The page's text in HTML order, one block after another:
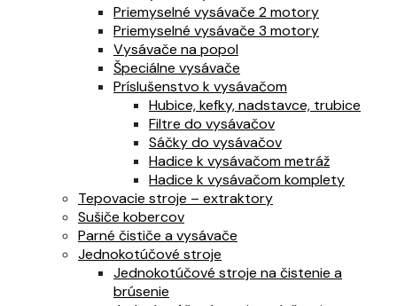
Priemyselné vysávače 2 motory
Priemyselné vysávače 3 motory
Vysávače na popol
Špeciálne vysávače
Príslušenstvo k vysávačom
Hubice, kefky, nadstavce, trubice
Filtre do vysávačov
Sáčky do vysávačov
Hadice k vysávačom metráž
Hadice k vysávačom komplety
Tepovacie stroje – extraktory
Sušiče kobercov
Parné čističe a vysávače
Jednokotúčové stroje
Jednokotúčové stroje na čistenie a
brúsenie